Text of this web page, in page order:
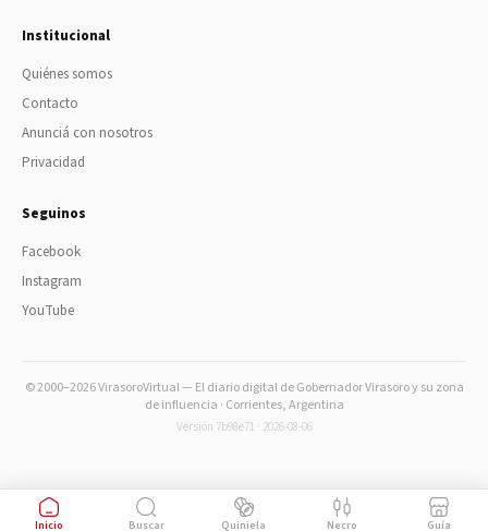
Institucional
Quiénes somos
Contacto
Anunciá con nosotros
Privacidad
Seguinos
Facebook
Instagram
YouTube
© 2000–2026 VirasoroVirtual — El diario digital de Gobernador Virasoro y su zona
de influencia · Corrientes, Argentina
Versión 7b98e71 · 2026-08-06
Inicio Buscar Quiniela Necro Guía